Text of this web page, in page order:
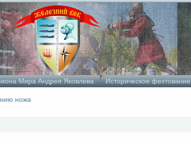
Мира Андрея Яковлева Историческое фехтование
ножа